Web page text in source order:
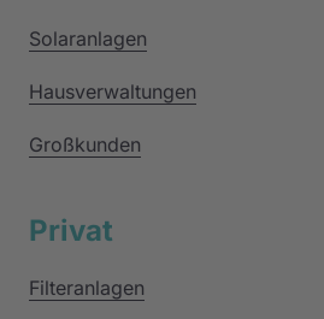
Solaranlagen
Hausverwaltungen
Großkunden
Privat
Filteranlagen